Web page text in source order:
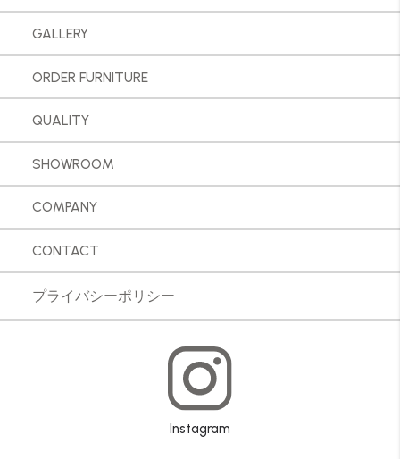
GALLERY
ORDER FURNITURE
QUALITY
SHOWROOM
COMPANY
CONTACT
プライバシーポリシー
Instagram